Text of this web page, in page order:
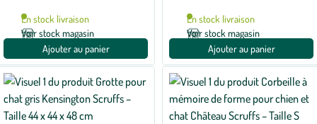
En stock livraison
Voir stock magasin
Ajouter au panier
En stock livraison
Voir stock magasin
Ajouter au panier